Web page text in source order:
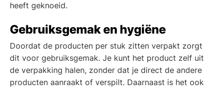
heeft geknoeid.
Gebruiksgemak en hygiëne
Doordat de producten per stuk zitten verpakt zorgt
dit voor gebruiksgemak. Je kunt het product zelf uit
de verpakking halen, zonder dat je direct de andere
producten aanraakt of verspilt. Daarnaast is het ook